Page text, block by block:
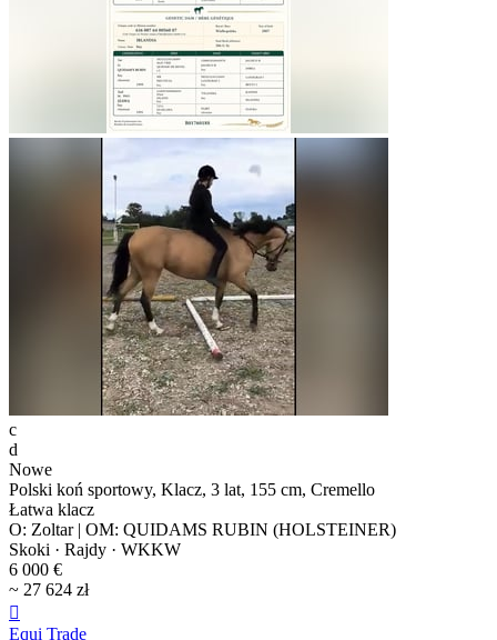
c
d
Nowe
Polski koń sportowy, Klacz, 3 lat, 155 cm, Cremello
Łatwa klacz
O: Zoltar | OM: QUIDAMS RUBIN (HOLSTEINER)
Skoki · Rajdy · WKKW
6 000 €
~ 27 624 zł

Equi Trade